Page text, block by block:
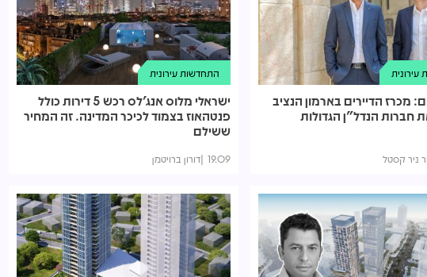
מכרז הדיירים בארמון הנציב
חברות הנדל"ן הגדולות
ניר קסטל
התחדשות עירונית
ישראלי מלוס אנג'לס רכש 5 דירות כולל
פנטהאוז בצמוד לכיכר המדינה. זה המחיר
ששילם
19.09 דורון ברויטמן